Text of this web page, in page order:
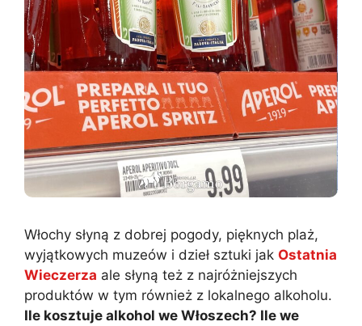
Włochy słyną z dobrej pogody, pięknych plaż,
wyjątkowych muzeów i dzieł sztuki jak Ostatnia
Wieczerza ale słyną też z najróżniejszych
produktów w tym również z lokalnego alkoholu.
Ile kosztuje alkohol we Włoszech? Ile we